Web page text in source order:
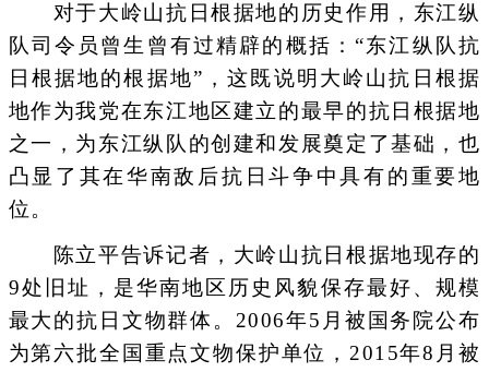
对于大岭山抗日根据地的历史作用，东江纵
队司令员曾生曾有过精辟的概括：“东江纵队抗
日根据地的根据地”，这既说明大岭山抗日根据
地作为我党在东江地区建立的最早的抗日根据地
之一，为东江纵队的创建和发展奠定了基础，也
凸显了其在华南敌后抗日斗争中具有的重要地
位。
陈立平告诉记者，大岭山抗日根据地现存的
9处旧址，是华南地区历史风貌保存最好、规模
最大的抗日文物群体。2006年5月被国务院公布
为第六批全国重点文物保护单位，2015年8月被